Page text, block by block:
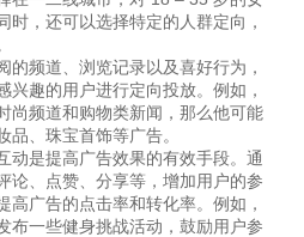
时，还可以选择特定的人群定向，
的频道、浏览记录以及喜好行为，
兴趣的用户进行定向投放。例如，
尚频道和购物类新闻，那么他可能
品、珠宝首饰等广告。
动是提高广告效果的有效手段。通
论、点赞、分享等，增加用户的参
高广告的点击率和转化率。例如，
布一些健身挑战活动，鼓励用户参